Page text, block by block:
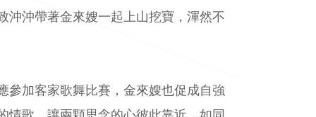
沖沖帶著金來嫂一起上山挖寶，渾然不
參加客家歌舞比賽，金來嫂也促成自強